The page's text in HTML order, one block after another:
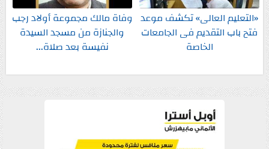
«التعليم العالى» تكشف موعد
فتح باب التقديم فى الجامعات
الخاصة
وفاة مالك مجموعة أولاد رجب
والجنازة من مسجد السيدة
نفيسة بعد صلاة...